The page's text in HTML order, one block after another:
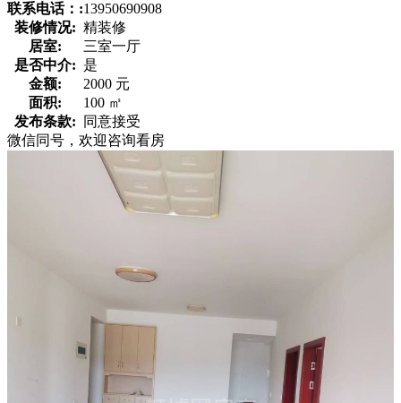
联系电话：:13950690908
装修情况: 精装修
居室:
三室一厅
是否中介: 是
金额:
2000 元
面积:
100 ㎡
发布条款:
同意接受
微信同号，欢迎咨询看房